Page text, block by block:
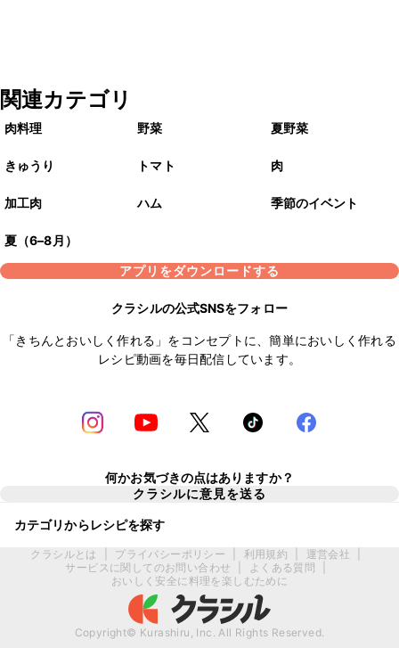
関連カテゴリ
肉料理 野菜 夏野菜
きゅうり トマト 肉
加工肉 ハム 季節のイベント
夏（6–8月）
アプリをダウンロードする
クラシルの公式SNSをフォロー
「きちんとおいしく作れる」をコンセプトに、簡単においしく作れる
レシピ動画を毎日配信しています。
何かお気づきの点はありますか？
クラシルに意見を送る
カテゴリからレシピを探す
クラシルとは プライバシーポリシー 利用規約 運営会社
サービスに関してのお問い合わせ
よくある質問
おいしく安全に料理を楽しむために
Copyright© Kurashiru, Inc. All Rights Reserved.